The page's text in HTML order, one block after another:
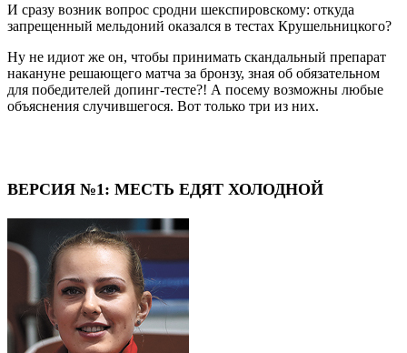
И сразу возник вопрос сродни шекспировскому: откуда
запрещенный мельдоний оказался в тестах Крушельницкого?
Ну не идиот же он, чтобы принимать скандальный препарат
накануне решающего матча за бронзу, зная об обязательном
для победителей допинг-тесте?! А посему возможны любые
объяснения случившегося. Вот только три из них.
ВЕРСИЯ №1: МЕСТЬ ЕДЯТ ХОЛОДНОЙ